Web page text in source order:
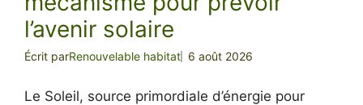
l’avenir solaire
Écrit parRenouvelable habitat 6 août 2026
Le Soleil, source primordiale d’énergie pour